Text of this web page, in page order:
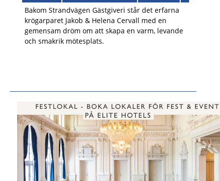
Bakom Strandvägen Gästgiveri står det erfarna
krögarparet Jakob & Helena Cervall med en
gemensam dröm om att skapa en varm, levande
och smakrik mötesplats.